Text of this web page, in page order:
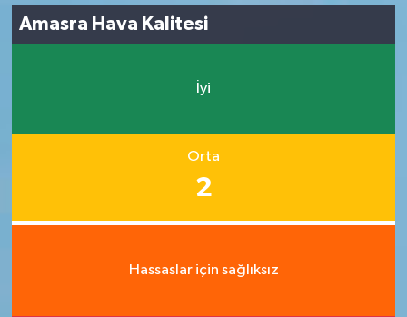
Amasra Hava Kalitesi
İyi
Orta
2
Hassaslar için sağlıksız